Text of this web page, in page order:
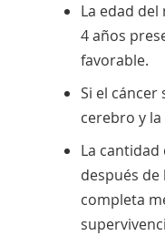
La edad
4 años
favorable.
Si el cáncer
cerebro y
La
después de
completa